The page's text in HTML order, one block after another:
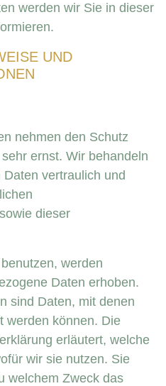
werden wir Sie in dieser
UND
nehmen den Schutz
ernst. Wir behandeln
vertraulich und
dieser
werden
Daten erhoben.
sind Daten, mit denen
werden können. Die
erläutert, welche
wir sie nutzen. Sie
welchem Zweck das